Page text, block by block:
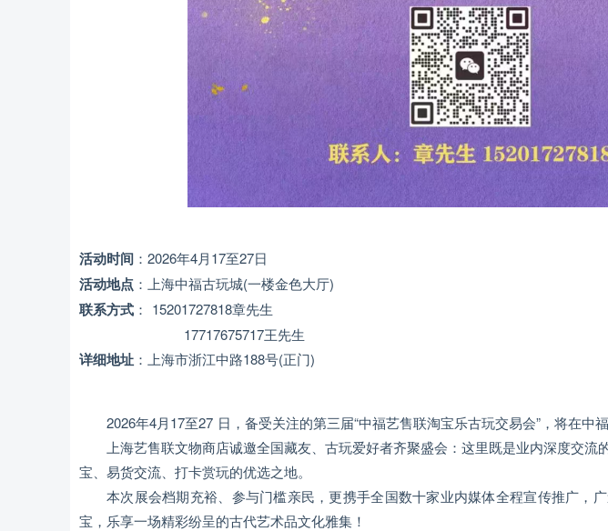
活动时间 ：2026年4月17至27日
活动地点 ： 上海中福古玩城(一楼金色大厅)
联系方式 ： 15201727818章先生
17717675717王先生
详细地址 ：上海市浙江中路188号(正门)
2026年4月17至27 日，备受关注的第三届“中福艺售联淘宝乐古玩交易会” ，将在中
上海艺售联文物商店诚邀全国藏友、古玩爱好者齐聚盛会：这里既是业内深度交
宝、易货交流、打卡赏玩的优选之地。
本次展会档期充裕、参与门槛亲民，更携手全国数十家业内媒体全程宣传推广，
宝，乐享一场精彩纷呈的古代艺术品文化雅集！